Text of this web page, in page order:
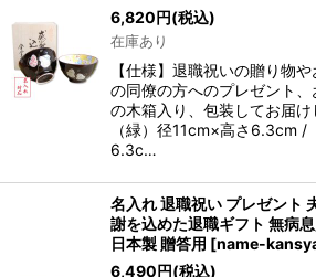
6,820円(税込)
在庫あり
【仕様】退職祝いの贈り物
の同僚の方へのプレゼント
の木箱入り、包装してお届け
（緑）径11cm×高さ6.3cm /
6.3c…
名入れ 退職祝い プレゼント
謝を込めた退職ギフト 無病
日本製 贈答用 [name-
6,490円(税込)